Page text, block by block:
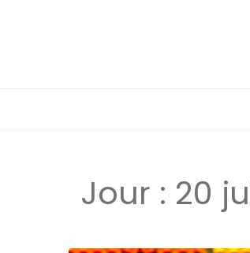
Jour : 20